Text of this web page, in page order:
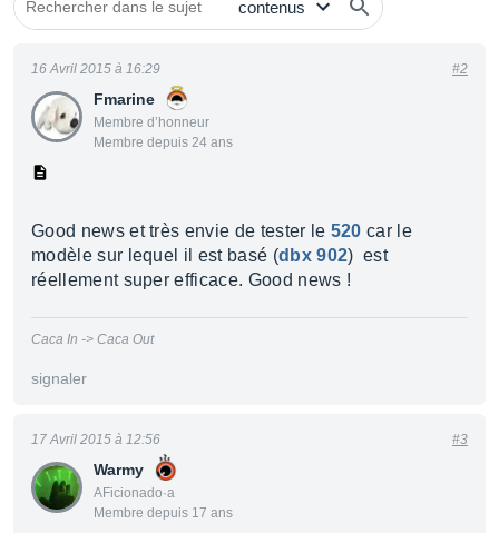
Fmarine
Membre d’honneur
Membre depuis 24 ans
16 Avril 2015 à 16:29 #2
Good news et très envie de tester le 520 car le
modèle sur lequel il est basé (dbx 902) est
réellement super efficace. Good news !
Caca In -> Caca Out
signaler
Warmy
AFicionado·a
Membre depuis 17 ans
17 Avril 2015 à 12:56 #3